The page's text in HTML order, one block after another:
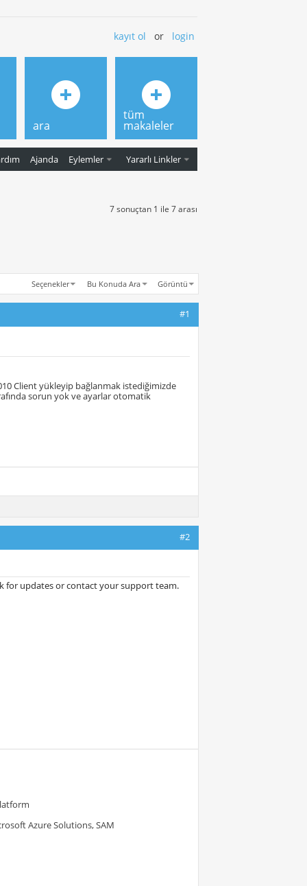
kayıt ol or login
Ajanda Eylemler Yararlı Linkler
ara
tüm
makaleler
7 sonuçtan 1 ile 7 arası
Seçenekler Bu Konuda Ara Görüntü
#1
Client yükleyip bağlanmak istediğimizde
sorun yok ve ayarlar otomatik
#2
for updates or contact your support team.
Azure Solutions, SAM